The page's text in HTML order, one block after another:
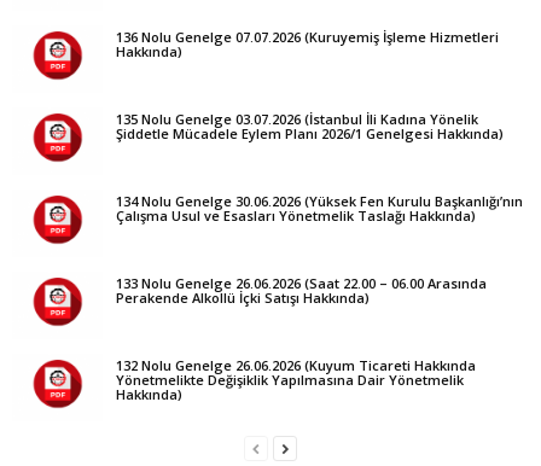
136 Nolu Genelge 07.07.2026 (Kuruyemiş İşleme Hizmetleri
Hakkında)
135 Nolu Genelge 03.07.2026 (İstanbul İli Kadına Yönelik
Şiddetle Mücadele Eylem Planı 2026/1 Genelgesi Hakkında)
134 Nolu Genelge 30.06.2026 (Yüksek Fen Kurulu Başkanlığı’nın
Çalışma Usul ve Esasları Yönetmelik Taslağı Hakkında)
133 Nolu Genelge 26.06.2026 (Saat 22.00 – 06.00 Arasında
Perakende Alkollü İçki Satışı Hakkında)
132 Nolu Genelge 26.06.2026 (Kuyum Ticareti Hakkında
Yönetmelikte Değişiklik Yapılmasına Dair Yönetmelik
Hakkında)